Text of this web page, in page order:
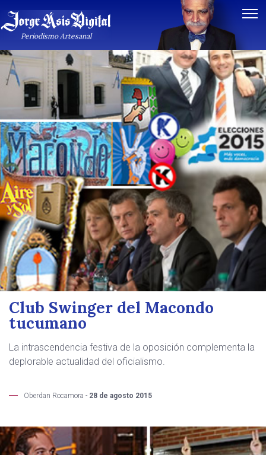
Periodismo Artesanal
Club Swinger del Macondo
tucumano
La intrascendencia festiva de la oposición complementa la
deplorable actualidad del oficialismo.
Oberdan Rocamora - 28 de agosto 2015